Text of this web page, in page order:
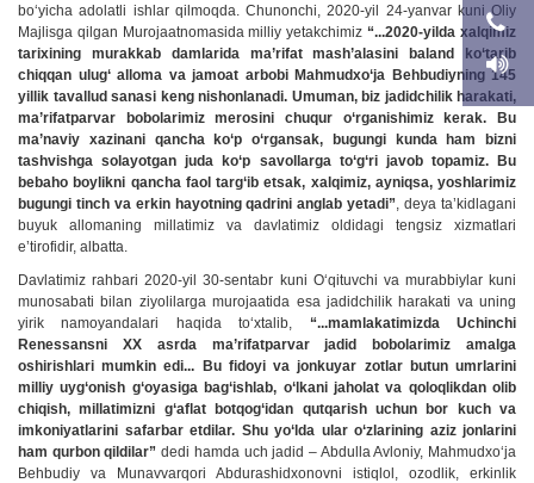
bo‘yicha adolatli ishlar qilmoqda. Chunonchi, 2020-yil 24-yanvar kuni Oliy
Majlisga qilgan Murojaatnomasida milliy yetakchimiz “...2020-yilda xalqimiz
tarixining murakkab damlarida ma’rifat mash’alasini baland ko‘tarib
chiqqan ulug‘ alloma va jamoat arbobi Mahmudxo‘ja Behbudiyning 145
yillik tavallud sanasi keng nishonlanadi. Umuman, biz jadidchilik harakati,
ma’rifatparvar bobolarimiz merosini chuqur o‘rganishimiz kerak. Bu
ma’naviy xazinani qancha ko‘p o‘rgansak, bugungi kunda ham bizni
tashvishga solayotgan juda ko‘p savollarga to‘g‘ri javob topamiz. Bu
bebaho boylikni qancha faol targ‘ib etsak, xalqimiz, ayniqsa, yoshlarimiz
bugungi tinch va erkin hayotning qadrini anglab yetadi”, deya ta’kidlagani
buyuk allomaning millatimiz va davlatimiz oldidagi tengsiz xizmatlari
e’tirofidir, albatta.
Davlatimiz rahbari 2020-yil 30-sentabr kuni O‘qituvchi va murabbiylar kuni
munosabati bilan ziyolilarga murojaatida esa jadidchilik harakati va uning
yirik namoyandalari haqida to‘xtalib, “...mamlakatimizda Uchinchi
Renessansni XX asrda ma’rifatparvar jadid bobolarimiz amalga
oshirishlari mumkin edi... Bu fidoyi va jonkuyar zotlar butun umrlarini
milliy uyg‘onish g‘oyasiga bag‘ishlab, o‘lkani jaholat va qoloqlikdan olib
chiqish, millatimizni g‘aflat botqog‘idan qutqarish uchun bor kuch va
imkoniyatlarini safarbar etdilar. Shu yo‘lda ular o‘zlarining aziz jonlarini
ham qurbon qildilar” dedi hamda uch jadid – Abdulla Avloniy, Mahmudxo‘ja
Behbudiy va Munavvarqori Abdurashidxonovni istiqlol, ozodlik, erkinlik